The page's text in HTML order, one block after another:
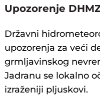
Upozorenje
Državni
upozorenja za veći
grmljavinskog
Jadranu se lokalno
izraženiji pljuskovi.